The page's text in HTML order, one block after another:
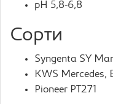
pH 5,8-6,8
Сорти
Syngenta SY
KWS Mercedes,
Pioneer PT271